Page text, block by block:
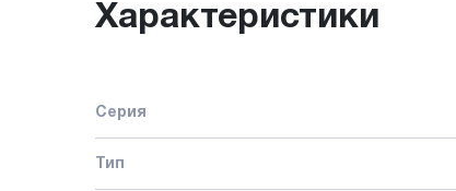
Характеристики
Серия
Тип